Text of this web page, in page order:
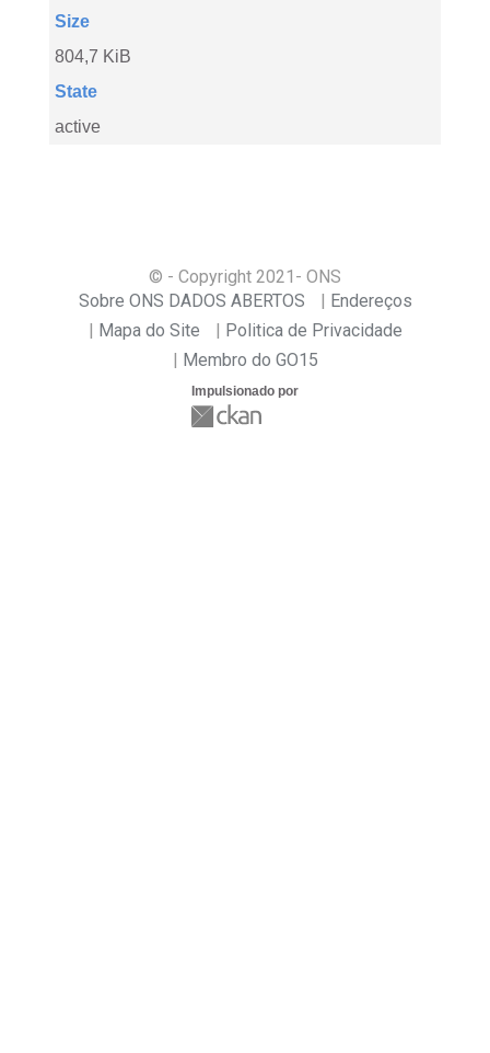
Size
804,7 KiB
State
active
© - Copyright 2021 - ONS
Sobre ONS DADOS ABERTOS
Endereços
Mapa do Site
Politica de Privacidade
Membro do GO15
Impulsionado por